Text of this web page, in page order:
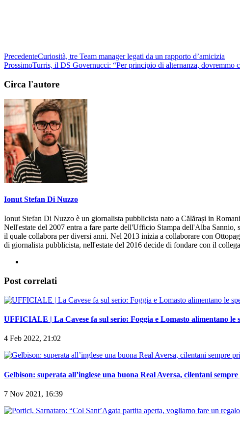
PrecedenteCuriosità, tre Team manager legati da un rapporto d’amicizia
ProssimoTurris, il DS Governucci: “Per principio di alternanza, dovremmo
Circa l'autore
Ionut Stefan Di Nuzzo
Ionut Stefan Di Nuzzo è un giornalista pubblicista nato a Călărași in
Nell'estate del 2007 entra a fare parte dell'Ufficio Stampa dell'Alba
il quale collabora per diversi anni. Nel 2013 inizia a collaborare con
di giornalista pubblicista, nell'estate del 2016 decide di fondare con il
Post correlati
UFFICIALE | La Cavese fa sul serio: Foggia e Lomasto alimentano le
4 Feb 2022, 21:02
Gelbison: superata all’inglese una buona Real Aversa, cilentani
7 Nov 2021, 16:39